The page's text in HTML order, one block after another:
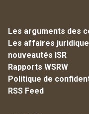
Les arguments des
Les affaires
nouveautés ISR
Rapports WSRW
Politique de
RSS Feed